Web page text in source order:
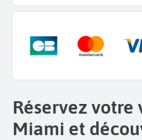
Réservez votre
Miami et